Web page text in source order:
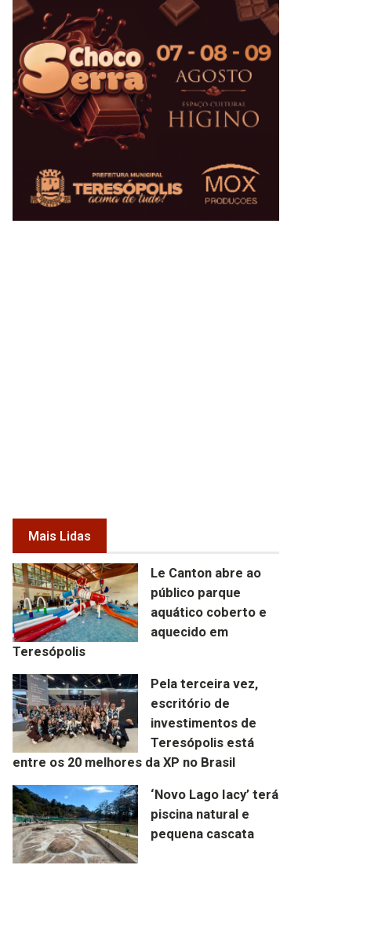
Mais Lidas
Le Canton abre ao
público parque
aquático coberto e
aquecido em
Teresópolis
Pela terceira vez,
escritório de
investimentos de
Teresópolis está
entre os 20 melhores da XP no Brasil
‘Novo Lago Iacy’ terá
piscina natural e
pequena cascata